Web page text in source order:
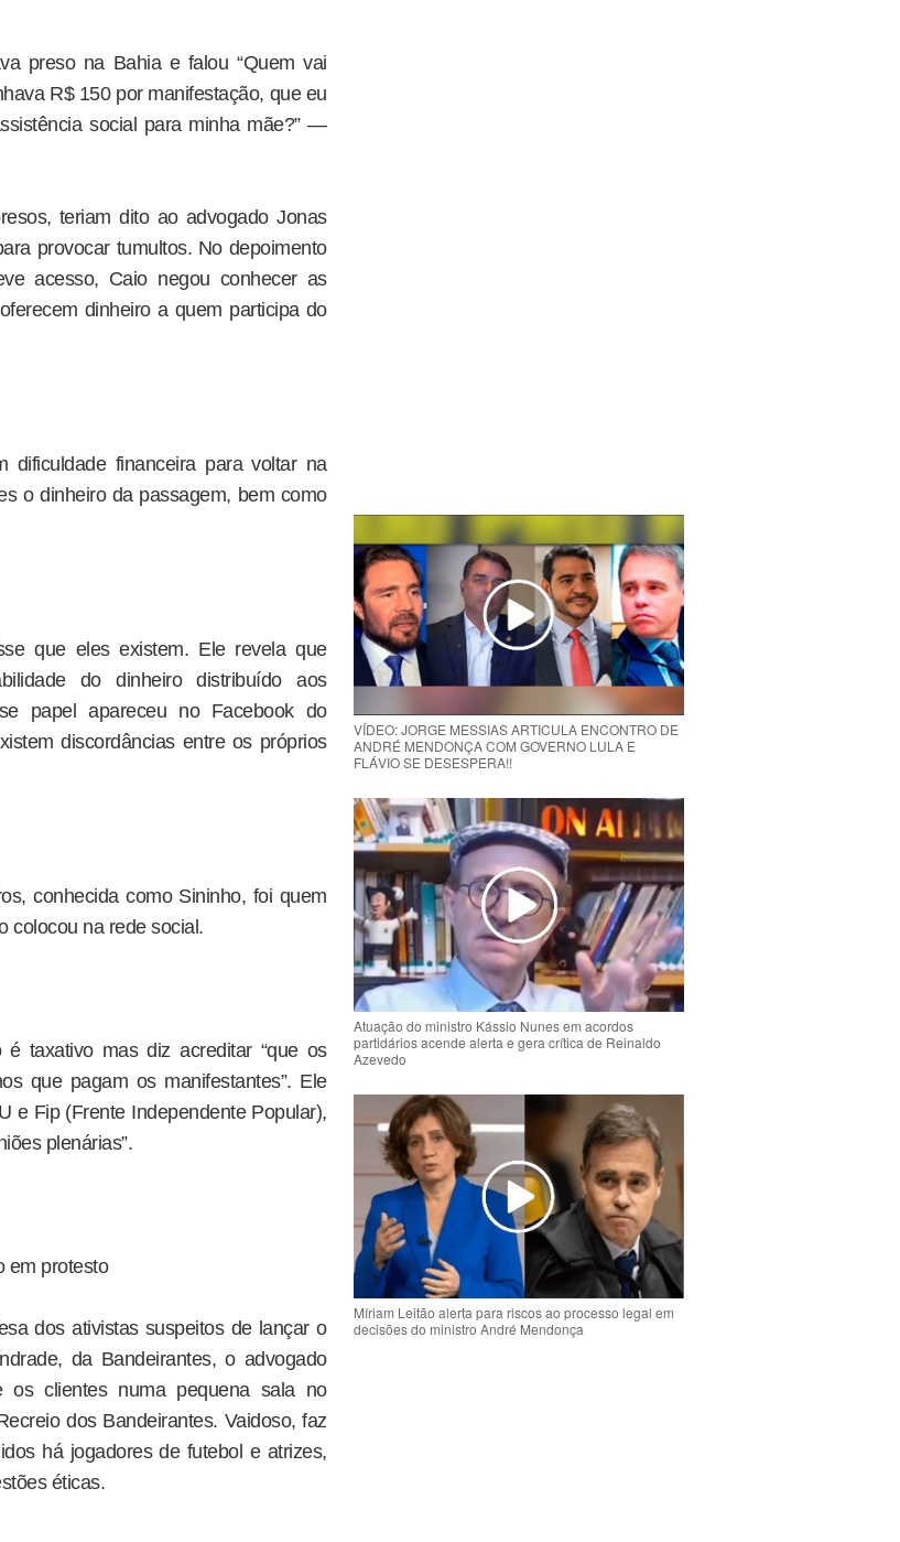
preso na Bahia e falou “Quem vai
R$ 150 por manifestação, que eu
social para minha mãe?” —
teriam dito ao advogado Jonas
provocar tumultos. No depoimento
acesso, Caio negou conhecer as
dinheiro a quem participa do
dificuldade financeira para voltar na
o dinheiro da passagem, bem como
que eles existem. Ele revela que
do dinheiro distribuído aos
papel apareceu no Facebook do
discordâncias entre os próprios
conhecida como Sininho, foi quem
colocou na rede social.
taxativo mas diz acreditar “que os
que pagam os manifestantes”. Ele
e Fip (Frente Independente Popular),
plenárias”.
em protesto
dos ativistas suspeitos de lançar o
da Bandeirantes, o advogado
os clientes numa pequena sala no
dos Bandeirantes. Vaidoso, faz
há jogadores de futebol e atrizes,
éticas.
VÍDEO: JORGE MESSIAS ARTICULA ENCONTRO DE
ANDRÉ MENDONÇA COM GOVERNO LULA E
FLÁVIO SE DESESPERA!!
Atuação do ministro Kássio Nunes em acordos
partidários acende alerta e gera crítica de Reinaldo
Azevedo
Míriam Leitão alerta para riscos ao processo legal em
decisões do ministro André Mendonça